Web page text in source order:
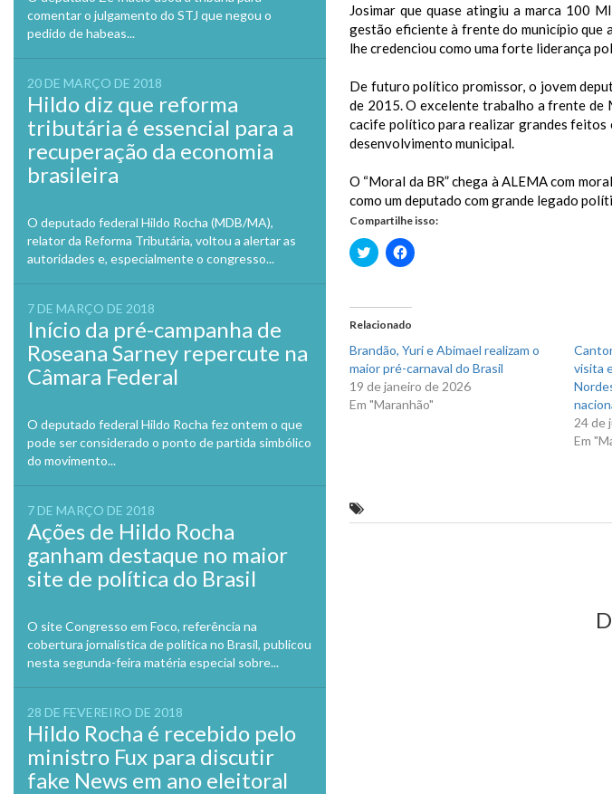
comentar o julgamento do STJ que negou o
pedido de habeas...
20 DE MARÇO DE 2018
Hildo diz que reforma
tributária é essencial para a
recuperação da economia
brasileira
O deputado federal Hildo Rocha (MDB/MA),
relator da Reforma Tributária, voltou a alertar as
autoridades e, especialmente o congresso...
7 DE MARÇO DE 2018
Início da pré-campanha de
Roseana Sarney repercute na
Câmara Federal
O deputado federal Hildo Rocha fez ontem o que
pode ser considerado o ponto de partida simbólico
do movimento...
7 DE MARÇO DE 2018
Ações de Hildo Rocha
ganham destaque no maior
site de política do Brasil
O site Congresso em Foco, referência na
cobertura jornalística de política no Brasil, publicou
nesta segunda-feira matéria especial sobre...
28 DE FEVEREIRO DE 2018
Hildo Rocha é recebido pelo
ministro Fux para discutir
fake News em ano eleitoral
Josimar que quase atingiu a marca 100
gestão eficiente à frente do município que
lhe credenciou como uma forte liderança
De futuro político promissor, o jovem
de 2015. O excelente trabalho a frente de
cacife político para realizar grandes feitos
desenvolvimento municipal.
O “Moral da BR” chega à ALEMA com
como um deputado com grande legado
Compartilhe isso:
Clique
para
em
nova
janela)
Clique
para
em
nova
janela)
Relacionado
Brandão, Yuri e Abimael realizam o
maior pré-carnaval do Brasil
19 de janeiro de 2026
Em "Maranhão"
visita
24 de
Em